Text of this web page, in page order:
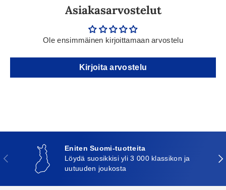
Asiakasarvostelut
Ole ensimmäinen kirjoittamaan arvostelu
Kirjoita arvostelu
Edellinen
Eniten Suomi-tuotteita
Löydä suosikkisi yli 3 000 klassikon ja
uutuuden joukosta